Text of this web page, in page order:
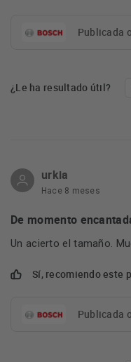
Publicada
¿Le ha resultado útil?
urkia
Hace 8 meses
De momento
Un acierto el tamaño.
Sí, recomiendo este
Publicada